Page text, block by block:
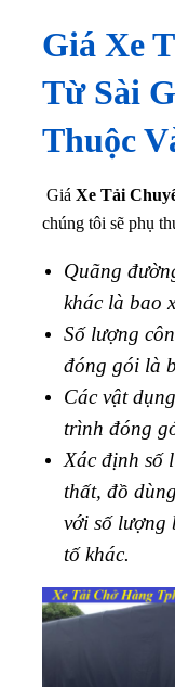
Giá Xe
Từ Sài
Thuộc
Giá Xe Tải
chúng tôi sẽ phụ
Quãng
khác là bao
Số lượng
đóng gói là
Các vật
trình đóng
Xác định số
thất, đồ
với số lượng
tố khác.